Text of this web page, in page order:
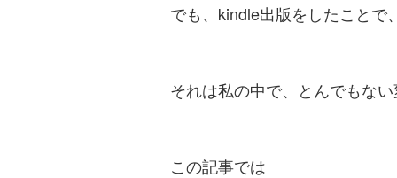
でも、kindle出版をしたことで
それは私の中で、とんでもな
この記事では